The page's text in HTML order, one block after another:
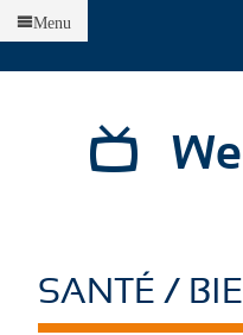
Menu
SANTÉ /